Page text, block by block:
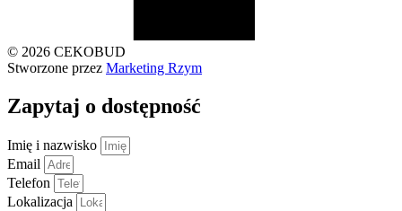
© 2026 CEKOBUD
Stworzone przez Marketing Rzym
Zapytaj o dostępność
Imię i nazwisko
Email
Telefon
Lokalizacja